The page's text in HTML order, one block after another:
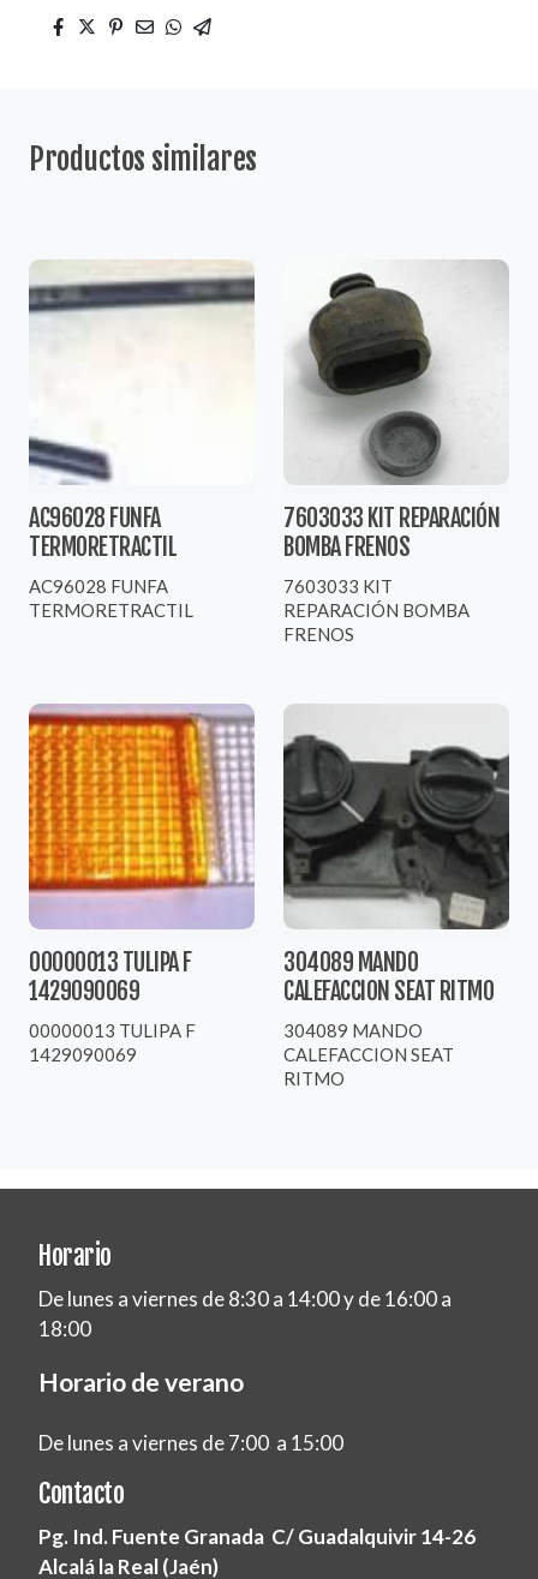
Productos similares
AC96028 FUNFA
TERMORETRACTIL
AC96028 FUNFA
TERMORETRACTIL
7603033 KIT REPARACIÓN
BOMBA FRENOS
7603033 KIT
REPARACIÓN BOMBA
FRENOS
00000013 TULIPA F
1429090069
00000013 TULIPA F
1429090069
304089 MANDO
CALEFACCION SEAT RITMO
304089 MANDO
CALEFACCION SEAT
RITMO
Horario
De lunes a viernes de 8:30 a 14:00 y de 16:00 a
18:00
Horario de verano
De lunes a viernes de 7:00 a 15:00
Contacto
Pg. Ind. Fuente Granada C/ Guadalquivir 14-26
Alcalá la Real (Jaén)